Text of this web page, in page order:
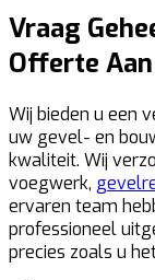
Vraag
Offerte
Wij bieden u een
uw gevel- en
kwaliteit. Wij
voegwerk,
ervaren team
professioneel
precies zoals u